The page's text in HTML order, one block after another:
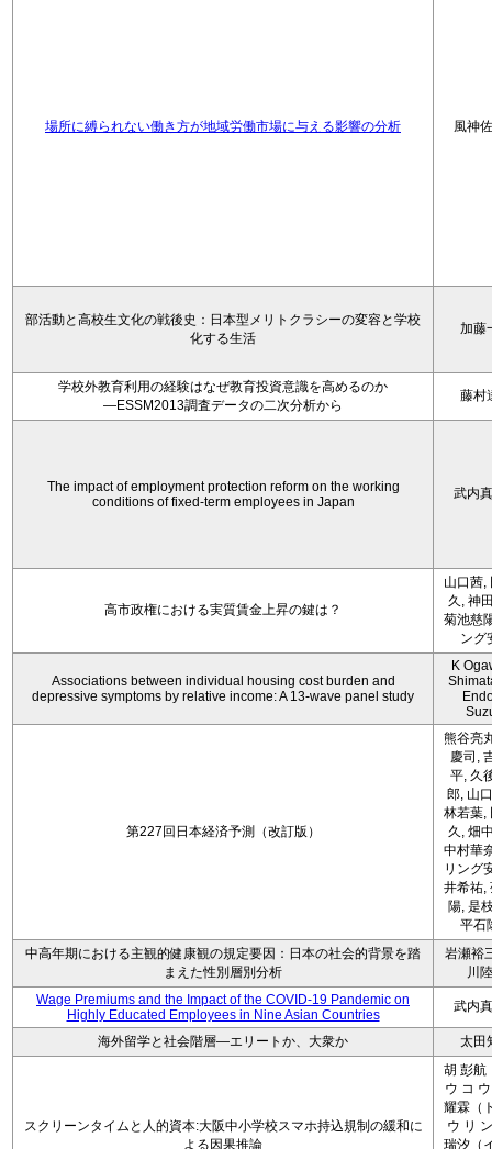
場所に縛られない働き方が地域労働市場に与える影響の分析 風神
部活動と高校生文化の戦後史：日本型メリトクラシーの変容と学校
化する生活
加藤
学校外教育利用の経験はなぜ教育投資意識を高めるのか
―ESSM2013調査データの二次分析から
藤村
The impact of employment protection reform on the working
conditions of fixed-term employees in Japan
武内
高市政権における実質賃金上昇の鍵は？
山口茜,
久, 神
菊池慈
ング
Associations between individual housing cost burden and
depressive symptoms by relative income: A 13-wave panel study
K
第227回日本経済予測（改訂版）
熊谷亮
慶司,
平, 久
郎, 山
林若葉,
久, 畑
中村華
リング
井希祐,
陽, 是
平石
中高年期における主観的健康観の規定要因：日本の社会的背景を踏
まえた性別層別分析
岩瀬裕
川
Wage Premiums and the Impact of the COVID‑19 Pandemic on
Highly Educated Employees in Nine Asian Countries
武内
海外留学と社会階層―エリートか、大衆か 太田
スクリーンタイムと人的資本:大阪中小学校スマホ持込規制の緩和に
よる因果推論
胡 彭航
ウ コ
耀霖（
ウ リ
瑞汐（